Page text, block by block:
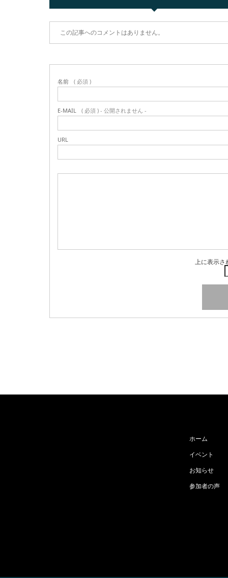
この記事へのコメントはありません。
名前 ( 必須 )
E-MAIL ( 必須 ) - 公開されません -
URL
上に表示さ
ホーム
イベント
お知らせ
参加者の声